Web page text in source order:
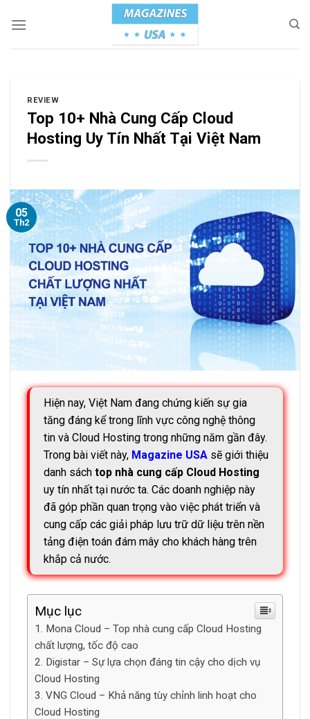
REVIEW
Top 10+ Nhà Cung Cấp Cloud
Hosting Uy Tín Nhất Tại Việt Nam
05
Th2
Hiện nay, Việt Nam đang chứng kiến sự gia
tăng đáng kể trong lĩnh vực công nghệ thông
tin và Cloud Hosting trong những năm gần đây.
Trong bài viết này, Magazine USA sẽ giới thiệu
danh sách top nhà cung cấp Cloud Hosting
uy tín nhất tại nước ta. Các doanh nghiệp này
đã góp phần quan trọng vào việc phát triển và
cung cấp các giải pháp lưu trữ dữ liệu trên nền
tảng điện toán đám mây cho khách hàng trên
khắp cả nước.
Mục lục
Mona Cloud – Top nhà cung cấp Cloud Hosting
chất lượng, tốc độ cao
Digistar – Sự lựa chọn đáng tin cậy cho dịch vụ
Cloud Hosting
VNG Cloud – Khả năng tùy chỉnh linh hoạt cho
Cloud Hosting